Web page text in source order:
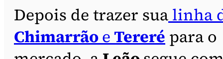
Depois de trazer sua linha
ChimarrãoeTereré para o